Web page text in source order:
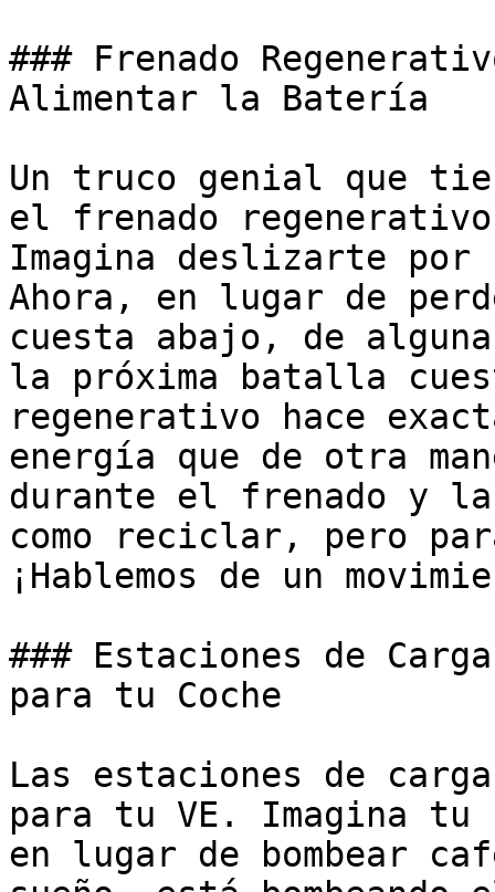
### Frenado
Alimentar la Batería
Un truco genial que
el frenado
Imagina deslizarte
Ahora, en lugar de
cuesta abajo, de
la próxima batalla
regenerativo hace
energía que de otra
durante el frenado y
como reciclar, pero
¡Hablemos de un
### Estaciones de
para tu Coche
Las estaciones de
para tu VE. Imagina
en lugar de bombear